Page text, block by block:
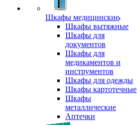
Шкафы медицинские
Шкафы вытяжные
Шкафы для
документов
Шкафы для
медикаментов и
инструментов
Шкафы для одежды
Шкафы картотечные
Шкафы
металлические
Аптечки